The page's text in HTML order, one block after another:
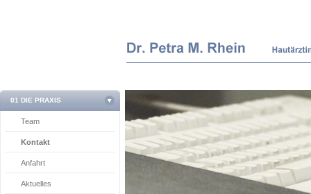
01 DIE PRAXIS
Team
Kontakt
Anfahrt
Aktuelles